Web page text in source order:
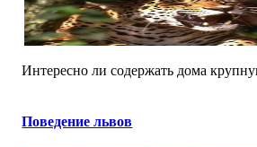
Интересно ли содержать дома
Поведение львов